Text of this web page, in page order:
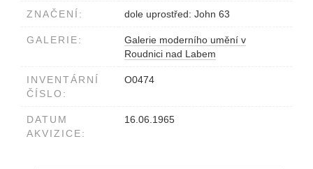
ZNAČENÍ: dole uprostřed: John 63
GALERIE:
Galerie moderního umění v
Roudnici nad Labem
INVENTÁRNÍ
ČÍSLO:
O0474
DATUM
AKVIZICE:
16.06.1965